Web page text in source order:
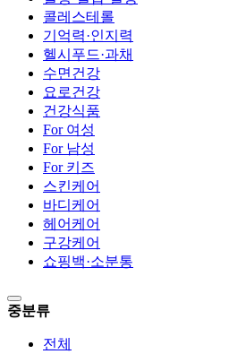
콜레스테롤
기억력·인지력
헬시푸드·과채
수면건강
요로건강
건강식품
For 여성
For 남성
For 키즈
스킨케어
바디케어
헤어케어
구강케어
쇼핑백·소분통
중분류
전체